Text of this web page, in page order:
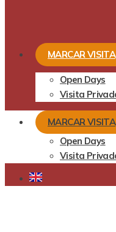
MARCAR VISITA
Open Days
Visita
MARCAR VISITA
Open Days
Visita